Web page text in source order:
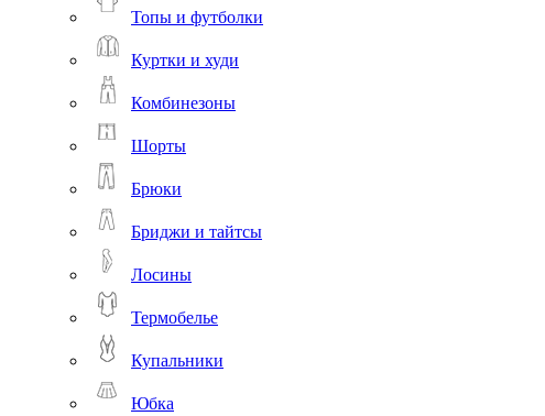
Топы и футболки
Куртки и худи
Комбинезоны
Шорты
Брюки
Бриджи и тайтсы
Лосины
Термобелье
Купальники
Юбка